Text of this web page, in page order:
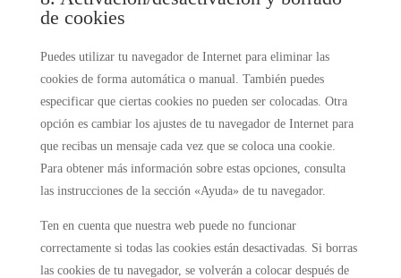
de cookies
Puedes utilizar tu navegador de Internet para eliminar las
cookies de forma automática o manual. También puedes
especificar que ciertas cookies no pueden ser colocadas. Otra
opción es cambiar los ajustes de tu navegador de Internet para
que recibas un mensaje cada vez que se coloca una cookie.
Para obtener más información sobre estas opciones, consulta
las instrucciones de la sección «Ayuda» de tu navegador.
Ten en cuenta que nuestra web puede no funcionar
correctamente si todas las cookies están desactivadas. Si borras
las cookies de tu navegador, se volverán a colocar después de